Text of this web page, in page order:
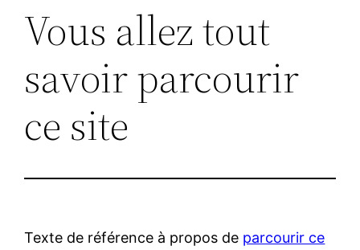
Vous allez tout
savoir parcourir
ce site
Texte de référence à propos de parcourir ce